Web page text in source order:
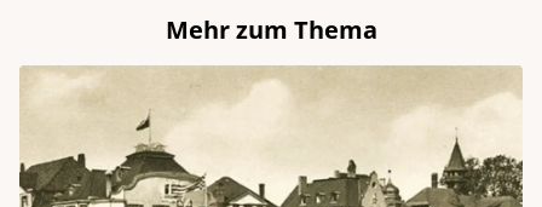
Mehr zum Thema